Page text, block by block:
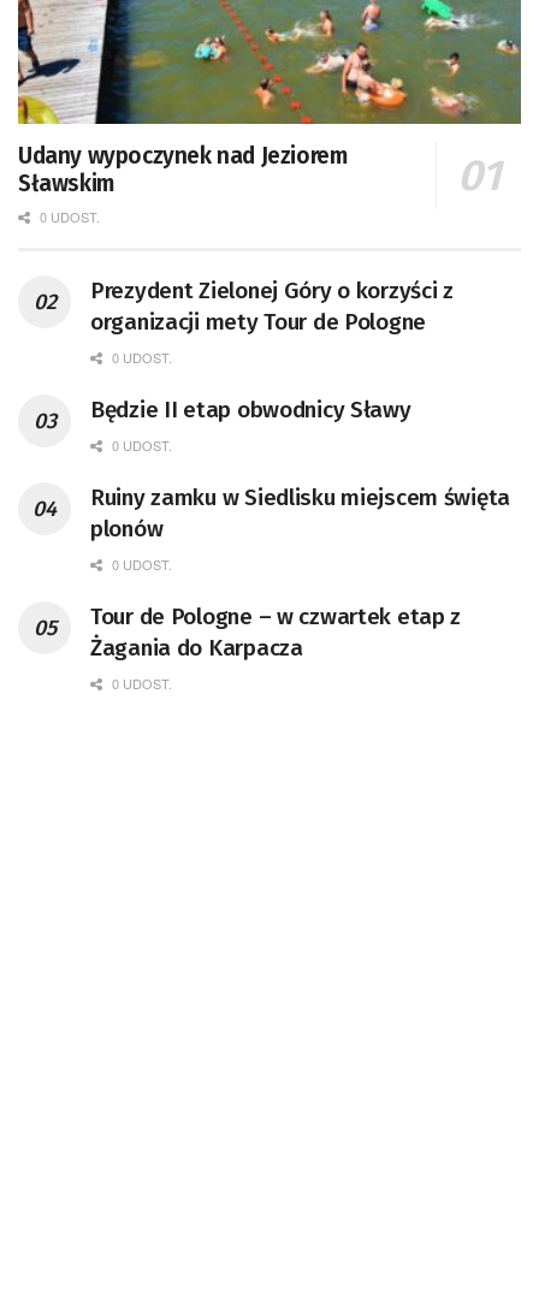
Udany wypoczynek nad Jeziorem
Sławskim
0 UDOST.
Prezydent Zielonej Góry o korzyści z
organizacji mety Tour de Pologne
0 UDOST.
Będzie II etap obwodnicy Sławy
0 UDOST.
Ruiny zamku w Siedlisku miejscem święta
plonów
0 UDOST.
Tour de Pologne – w czwartek etap z
Żagania do Karpacza
0 UDOST.